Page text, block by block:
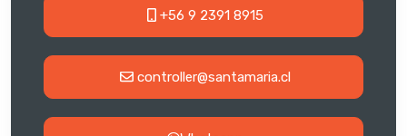
+56 9 2391 8915
controller@santamaria.cl